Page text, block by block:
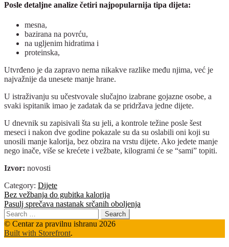
Posle detaljne analize četiri najpopularnija tipa dijeta:
mesna,
bazirana na povrću,
na ugljenim hidratima i
proteinska,
Utvrđeno je da zapravo nema nikakve razlike među njima, već je
najvažnije da unesete manje hrane.
U istraživanju su učestvovale slučajno izabrane gojazne osobe, a
svaki ispitanik imao je zadatak da se pridržava jedne dijete.
U dnevnik su zapisivali šta su jeli, a kontrole težine posle šest
meseci i nakon dve godine pokazale su da su oslabili oni koji su
unosili manje kalorija, bez obzira na vrstu dijete. Ako jedete manje
nego inače, više se krećete i vežbate, kilogrami će se “sami” topiti.
Izvor: novosti
Category: Dijete
Post
navigation
Previous
post:
Bez vežbanja do gubitka kalorija
Next
post:
Pasulj sprečava nastanak srčanih oboljenja
Search
for:
© Centar za pravilnu ishranu 2026
Built with Storefront.